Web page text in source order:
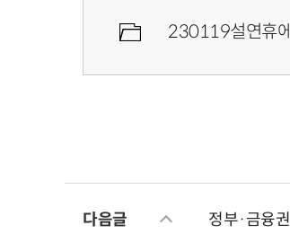
230119설연휴
다음글 정부·금융